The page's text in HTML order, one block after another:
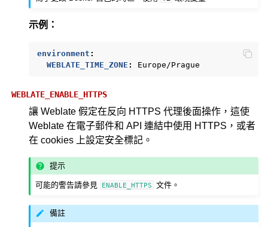
示例：
environment :
WEBLATE_TIME_ZONE : Europe/Prague
WEBLATE_ENABLE_HTTPS
讓 Weblate 假定在反向 HTTPS 代理後面操作，這使
Weblate 在電子郵件和 API 連結中使用 HTTPS，或者
在 cookies 上設定安全標記。
提示
可能的警告請參見 ENABLE_HTTPS 文件。
備註